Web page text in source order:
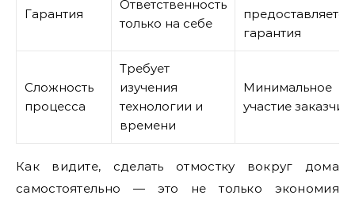
Гарантия
Ответственность
только на себе
предоставляется
гарантия
Сложность
процесса
Требует
изучения
технологии и
времени
Минимальное
участие
Как видите, сделать отмостку вокруг дома
самостоятельно — это не только экономия